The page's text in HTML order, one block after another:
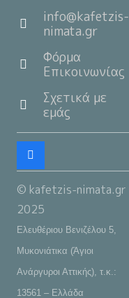
info@kafetzis-
nimata.gr
Φόρμα
Επικοινωνίας
Σχετικά με
εμάς
© kafetzis-nimata.gr
2025
Ελευθέριου Βενιζέλου 5,
Μυκονιάτικα (Άγιοι
Ανάργυροι Αττικής), τ.κ.:
13561 – Ελλάδα